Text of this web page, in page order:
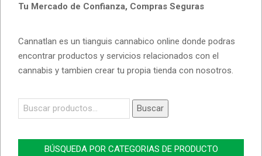
Tu Mercado de Confianza, Compras Seguras
Cannatlan es un tianguis cannabico online donde podras
encontrar productos y servicios relacionados con el
cannabis y tambien crear tu propia tienda con nosotros.
Buscar
por:
Buscar
BÚSQUEDA POR CATEGORIAS DE PRODUCTO